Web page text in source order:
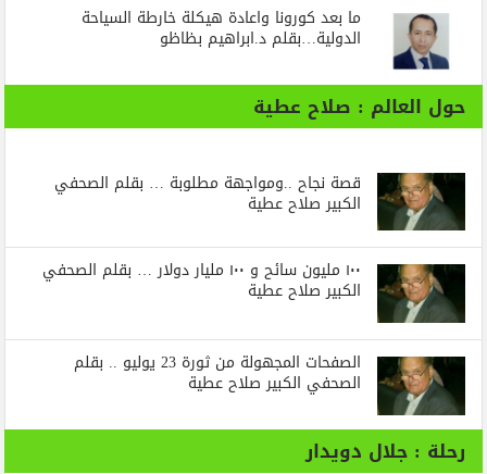
ما بعد كورونا واعادة هيكلة خارطة السياحة
الدولية…بقلم د.ابراهيم بظاظو
حول العالم : صلاح عطية
قصة نجاح ..ومواجهة مطلوبة … بقلم الصحفي
الكبير صلاح عطية
١٠٠ مليون سائح و ١٠٠ مليار دولار … بقلم الصحفي
الكبير صلاح عطية
الصفحات المجهولة من ثورة 23 يوليو .. بقلم
الصحفي الكبير صلاح عطية
رحلة : جلال دويدار